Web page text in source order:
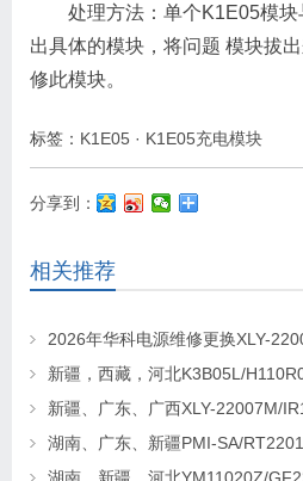
处理方法：单个K1E05模
出具体的模块，将问题 模块拔
修此模块。
标签： K1E05 · K1E05充电模块
分享到：
相关推荐